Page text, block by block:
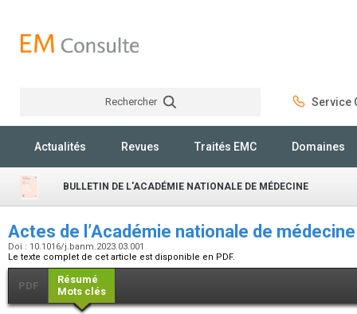
Rechercher Service
Actualités Revues Traités EMC Domaines
BULLETIN DE L'ACADÉMIE NATIONALE DE MÉDECINE
Actes de l’Académie nationale de
Doi : 10.1016/j.banm.2023.03.001
Le texte complet de cet article est disponible en PDF.
PDF
Résumé
Mots clés